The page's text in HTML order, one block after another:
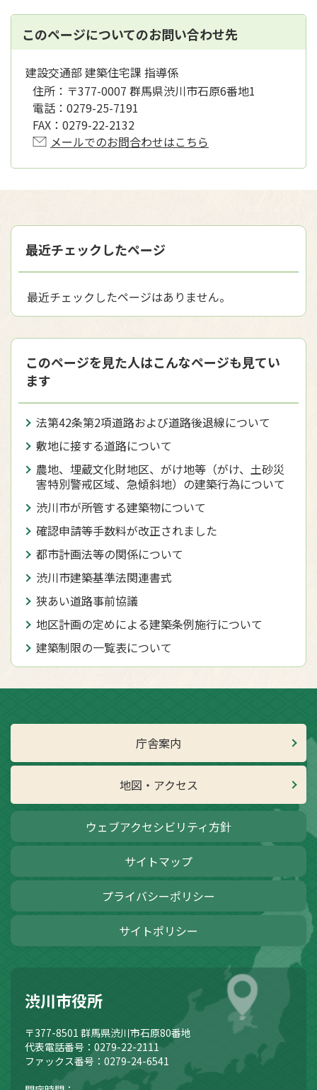
このページについてのお問い合わせ先
建設交通部 建築住宅課 指導係
住所： 〒377-0007 群馬県渋川市石原6番地1
電話： 0279-25-7191
FAX： 0279-22-2132
メールでのお問合わせはこちら
最近チェックしたページ
最近チェックしたページはありません。
このページを見た人はこんなページも見てい
ます
法第42条第2項道路および道路後退線について
敷地に接する道路について
農地、埋蔵文化財地区、がけ地等（がけ、土砂災
害特別警戒区域、急傾斜地）の建築行為について
渋川市が所管する建築物について
確認申請等手数料が改正されました
都市計画法等の関係について
渋川市建築基準法関連書式
狭あい道路事前協議
地区計画の定めによる建築条例施行について
建築制限の一覧表について
庁舎案内
地図・アクセス
ウェブアクセシビリティ方針
サイトマップ
プライバシーポリシー
サイトポリシー
渋川市役所
〒377-8501 群馬県渋川市石原80番地
代表電話番号：0279-22-2111
ファックス番号：0279-24-6541